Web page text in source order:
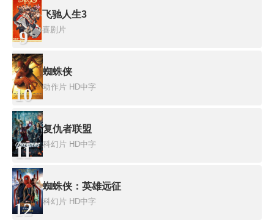
9
飞驰人生3
喜剧片
10
蜘蛛侠
动作片 HD中字
11
复仇者联盟
科幻片 HD中字
12
蜘蛛侠：英雄远征
科幻片 HD中字